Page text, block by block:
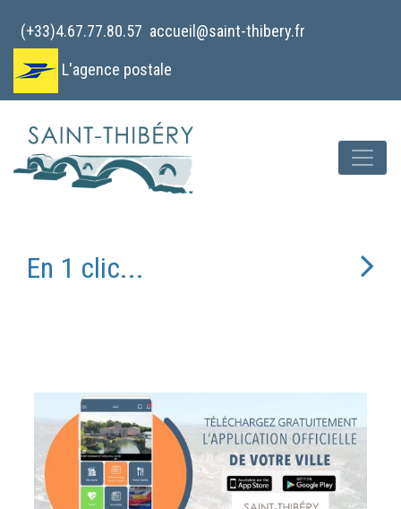
(+33)4.67.77.80.57 accueil@saint-thibery.fr
L'agence postale
En 1 clic...